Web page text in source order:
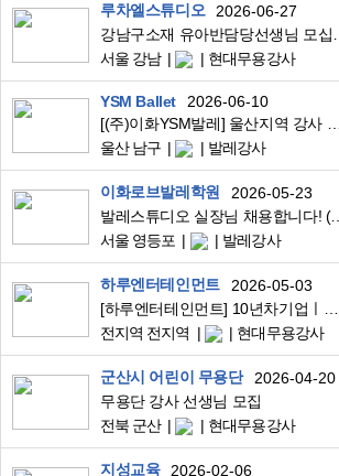
루차엘스튜디오
2026-06-27
서울 강남
현대무용강사
YSM Ballet
2026-06-10
울산 남구
발레강사
이화로브발레학원
2026-05-23
발레스튜디오 실장님 채용합니다! (전공무관/정규직/4대보험)
서울 영등포
발레강사
하루엔터테인먼트
2026-05-03
전지역 전지역
현대무용강사
군산시 어린이 무용단
2026-04-20
무용단 강사 선생님 모집
전북 군산
현대무용강사
지성교육 2026-02-06